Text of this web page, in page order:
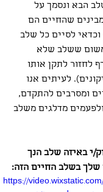
הבא ונסמך על
שהחיים הם
וכדאי לסיים כל שלב
משום ששלב שלא
לחזור לתקן אותו
לעיתים אנו
ומסרבים להתקדם,
מדלגים משלב
י באיזה שלב הנך
שלך בשלב החיים הזה:
https://